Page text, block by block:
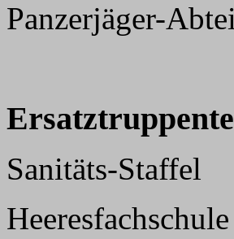
Panzerjäger-
Sanitäts-Staffel